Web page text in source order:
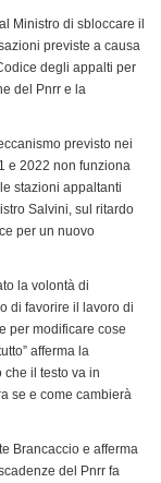
Ministro di sbloccare il
previste a causa
degli appalti per
del Pnrr e la
previsto nei
e 2022 non funziona
stazioni appaltanti
Salvini, sul ritardo
per un nuovo
la volontà di
di favorire il lavoro di
per modificare cose
afferma la
il testo va in
se e come cambierà
Brancaccio e afferma
del Pnrr fa